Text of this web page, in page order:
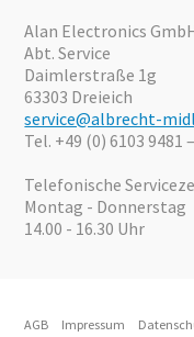
Angebote
Alan Electronics
Abt. Service
Daimlerstraße 1g
63303 Dreieich
service@albrecht-
Tel. +49 (0) 6103 9481
Telefonische
Montag - Donnerstag
14.00 - 16.30 Uhr
AGB Impressum